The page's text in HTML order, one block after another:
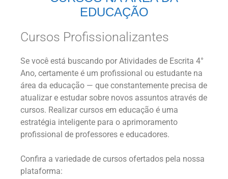
EDUCAÇÃO
Cursos Profissionalizantes
Se você está buscando por Atividades de Escrita 4°
Ano, certamente é um profissional ou estudante na
área da educação — que constantemente precisa de
atualizar e estudar sobre novos assuntos através de
cursos. Realizar cursos em educação é uma
estratégia inteligente para o aprimoramento
profissional de professores e educadores.
Confira a variedade de cursos ofertados pela nossa
plataforma: